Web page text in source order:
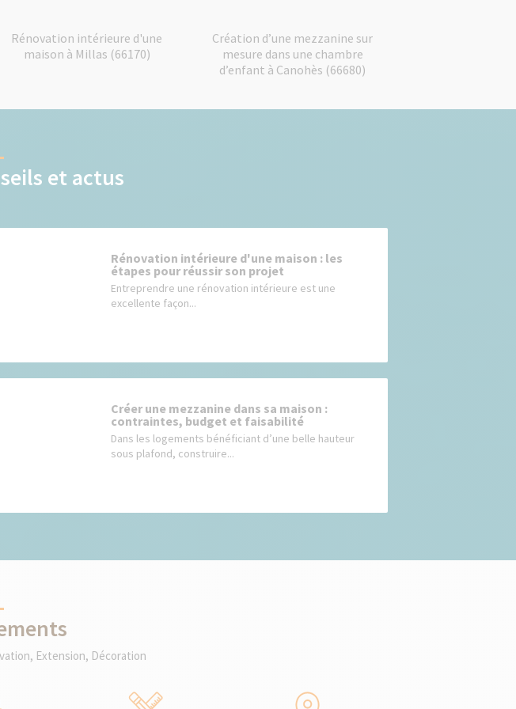
Rénovation intérieure d'une
maison à Millas (66170)
Création d’une mezzanine sur
mesure dans une chambre
d’enfant à Canohès (66680)
et actus
Rénovation intérieure d'une maison : les
étapes pour réussir son projet
Entreprendre une rénovation intérieure est une
excellente façon...
Créer une mezzanine dans sa maison :
contraintes, budget et faisabilité
Dans les logements bénéficiant d’une belle hauteur
sous plafond, construire...
Extension, Décoration